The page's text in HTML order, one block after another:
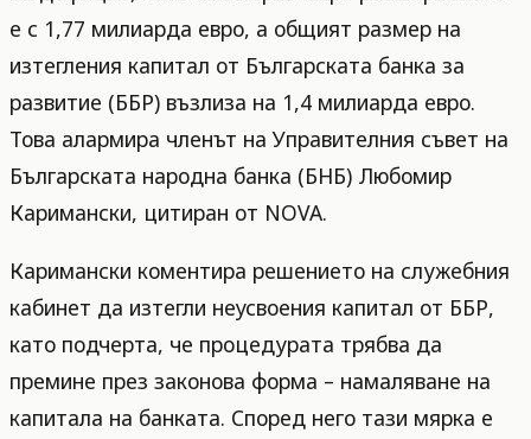
е с 1,77 милиарда евро, а общият размер на
изтегления капитал от Българската банка за
развитие (ББР) възлиза на 1,4 милиарда евро.
Това алармира членът на Управителния съвет на
Българската народна банка (БНБ) Любомир
Каримански, цитиран от NOVA.
Каримански коментира решението на служебния
кабинет да изтегли неусвоения капитал от ББР,
като подчерта, че процедурата трябва да
премине през законова форма – намаляване на
капитала на банката. Според него тази мярка е